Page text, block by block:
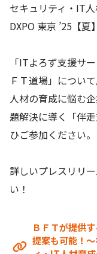
セキュリティ・IT
DXPO 東京 ’25【夏
「ITよろず支援サ
ＦＴ道場」につい
人材の育成に悩む
題解決に導く「伴
ひご参加ください。
詳しいプレスリリ
い！
ＢＦＴが提供
提案も可能！